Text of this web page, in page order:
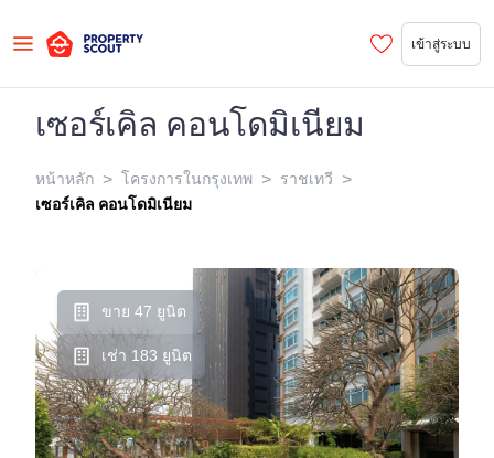
เข้าสู่ระบบ
เซอร์เคิล คอนโดมิเนียม
หน้าหลัก > โครงการในกรุงเทพ > ราชเทวี >
เซอร์เคิล คอนโดมิเนียม
ขาย 47 ยูนิต
เช่า 183 ยูนิต